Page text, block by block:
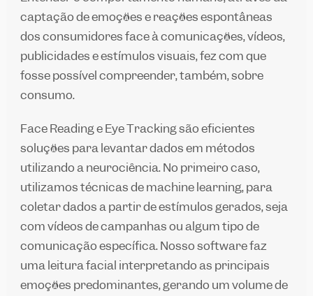
captação de emoções e reações espontâneas
dos consumidores face à comunicações, vídeos,
publicidades e estímulos visuais, fez com que
fosse possível compreender, também, sobre
consumo.
Face ReadingeEye Trackingsão eficientes
soluções para levantar dados em métodos
utilizando a neurociência. No primeiro caso,
utilizamos técnicas demachine learning, para
coletar dados a partir de estímulos gerados, seja
com vídeos de campanhas ou algum tipo de
comunicação específica. Nosso software faz
uma leitura facial interpretando as principais
emoções predominantes, gerando um volume de